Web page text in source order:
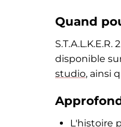
Quand
disponible
studio, ainsi
L'histoire